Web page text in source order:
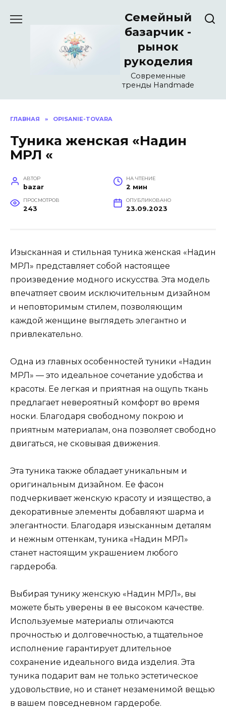
Семейный
базарчик -
рынок
рукоделия
Современные
тренды Handmade
ГЛАВНАЯ » OPISANIE-TOVARA
Туника женская «Надин
МРЛ «
АВТОР
bazar
НА ЧТЕНИЕ
2 мин
ПРОСМОТРОВ
243
ОПУБЛИКОВАНО
23.09.2023
Изысканная и стильная туника женская «Надин
МРЛ» представляет собой настоящее
произведение модного искусства. Эта модель
впечатляет своим исключительным дизайном
и неповторимым стилем, позволяющим
каждой женщине выглядеть элегантно и
привлекательно.
Одна из главных особенностей туники «Надин
МРЛ» — это идеальное сочетание удобства и
красоты. Ее легкая и приятная на ощупь ткань
предлагает невероятный комфорт во время
носки. Благодаря свободному покрою и
приятным материалам, она позволяет свободно
двигаться, не сковывая движения.
Эта туника также обладает уникальным и
оригинальным дизайном. Ее фасон
подчеркивает женскую красоту и изящество, а
декоративные элементы добавляют шарма и
элегантности. Благодаря изысканным деталям
и нежным оттенкам, туника «Надин МРЛ»
станет настоящим украшением любого
гардероба.
Выбирая тунику женскую «Надин МРЛ», вы
можете быть уверены в ее высоком качестве.
Используемые материалы отличаются
прочностью и долговечностью, а тщательное
исполнение гарантирует длительное
сохранение идеального вида изделия. Эта
туника подарит вам не только эстетическое
удовольствие, но и станет незаменимой вещью
в вашем повседневном гардеробе.